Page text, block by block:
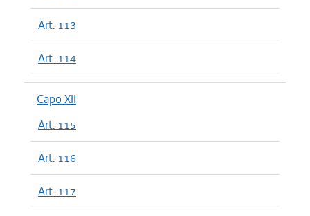
Art. 113
Art. 114
Capo XII
Art. 115
Art. 116
Art. 117